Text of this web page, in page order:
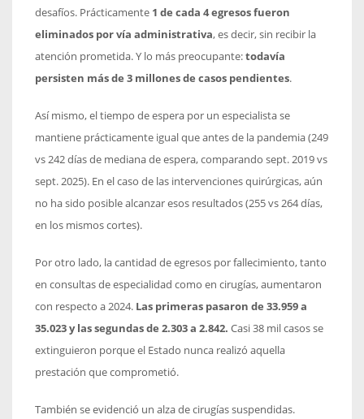
desafíos. Prácticamente 1 de cada 4 egresos fueron
eliminados por vía administrativa, es decir, sin recibir la
atención prometida. Y lo más preocupante:todavía
persisten más de 3 millones de casos pendientes.
Así mismo, el tiempo de espera por un especialista se
mantiene prácticamente igual que antes de la pandemia (249
vs 242 días de mediana de espera, comparando sept. 2019 vs
sept. 2025). En el caso de las intervenciones quirúrgicas, aún
no ha sido posible alcanzar esos resultados (255 vs 264 días,
en los mismos cortes).
Por otro lado, la cantidad de egresos por fallecimiento, tanto
en consultas de especialidad como en cirugías, aumentaron
con respecto a 2024. Las primeras pasaron de 33.959 a
35.023 y las segundas de 2.303 a 2.842. Casi 38 mil casos se
extinguieron porque el Estado nunca realizó aquella
prestación que comprometió.
También se evidenció un alza de cirugías suspendidas.